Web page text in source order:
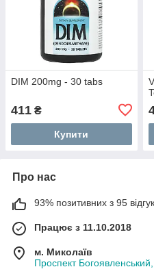
DIM 200mg - 30 tabs
411 ₴
Купити
Про нас
93% позитивних з 95
Працює з 11.10.2018
м. Миколаїв
Проспект